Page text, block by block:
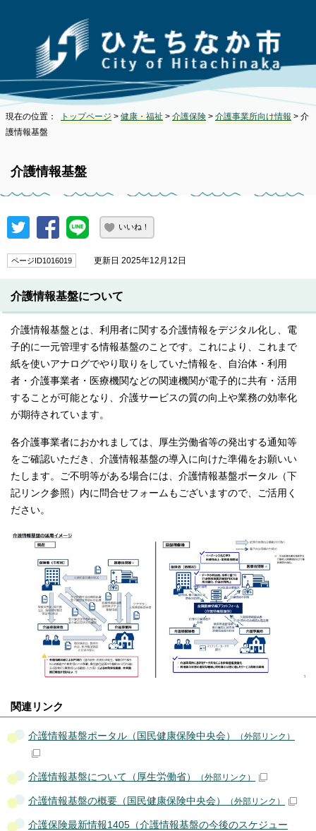
現在の位置： トップページ > 健康・福祉 > 介護保険 > 介護事業所向け情報 > 介
護情報基盤
介護情報基盤
いいね！
ページID1016019 更新日 2025年12月12日
介護情報基盤について
介護情報基盤とは、利用者に関する介護情報をデジタル化し、電
子的に一元管理する情報基盤のことです。これにより、これまで
紙を使いアナログでやり取りをしていた情報を、自治体・利用
者・介護事業者・医療機関などの関連機関が電子的に共有・活用
することが可能となり、介護サービスの質の向上や業務の効率化
が期待されています。
各介護事業者におかれましては、厚生労働省等の発出する通知等
をご確認いただき、介護情報基盤の導入に向けた準備をお願いい
たします。ご不明等がある場合には、介護情報基盤ポータル（下
記リンク参照）内に問合せフォームもございますので、ご活用く
ださい。
関連リンク
介護情報基盤ポータル（国民健康保険中央会） （外部リンク）
介護情報基盤について（厚生労働省） （外部リンク）
介護情報基盤の概要（国民健康保険中央会） （外部リンク）
介護保険最新情報1405（介護情報基盤の今後のスケジュー